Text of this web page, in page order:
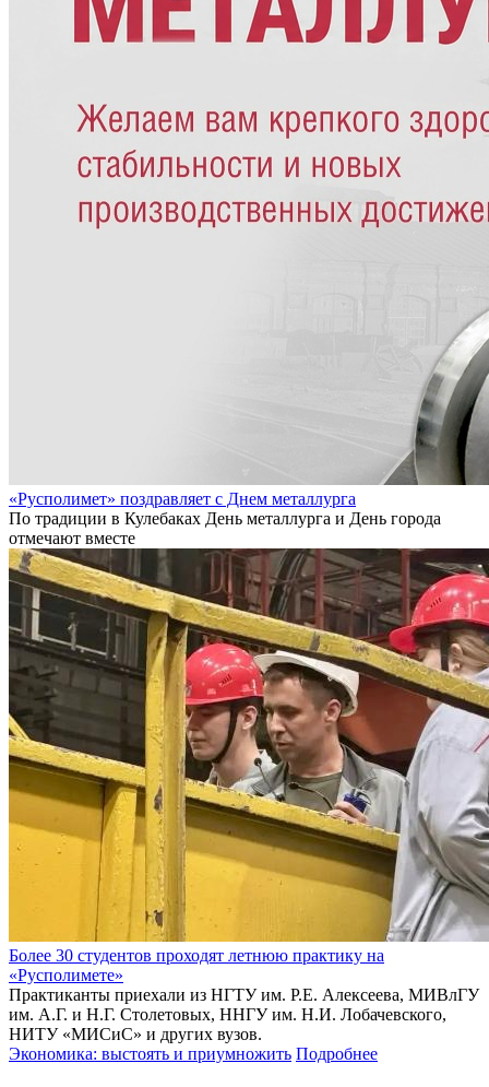
«Русполимет» поздравляет с Днем металлурга
По традиции в Кулебаках День металлурга и День города
отмечают вместе
Более 30 студентов проходят летнюю практику на
«Русполимете»
Практиканты приехали из НГТУ им. Р.Е. Алексеева, МИВлГУ
им. А.Г. и Н.Г. Столетовых, ННГУ им. Н.И. Лобачевского,
НИТУ «МИСиС» и других вузов.
Экономика: выстоять и приумножить Подробнее